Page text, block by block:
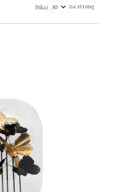
Pokaż na stronę